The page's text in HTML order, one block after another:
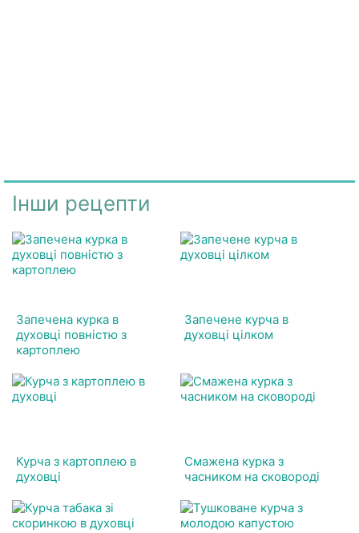
Інши рецепти
Запечена курка в
духовці повністю з
картоплею
Запечене курча в
духовці цілком
Курча з картоплею в
духовці
Смажена курка з
часником на сковороді